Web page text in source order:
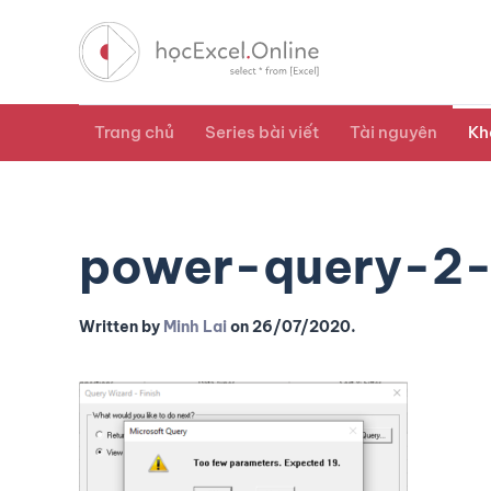
Trang chủ Series bài viết Tài nguyên
power-query-
Written by Minh Laion26/07/2020.